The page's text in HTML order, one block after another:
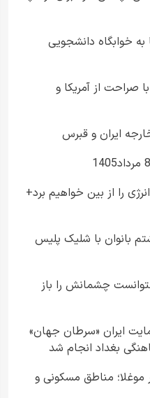
خوابگاه دانشجویی
صراحت از آمریکا و
ایران و قبرس
را از بین خواهیم برد+
بانوان با شلیک پلیس
چشمانش را باز
ایران «سرطان جهان»
بغداد انجام شد
مناطق مسکونی و